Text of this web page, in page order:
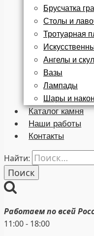
Брусчатка
Столы и
Тротуарная
Ангелы и
Вазы
Лампады
Шары и
Каталог камня
Наши работы
Контакты
Найти:
Работаем по всей
11:00 - 18:00